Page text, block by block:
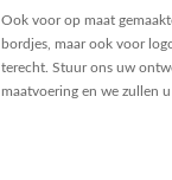
Ook voor op maat
bordjes, maar ook voor
terecht. Stuur ons uw
maatvoering en we zullen